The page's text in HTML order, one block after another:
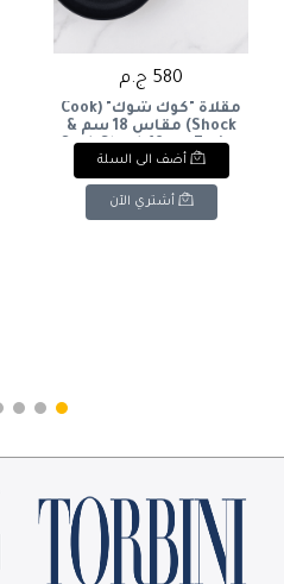
580 ج.م
مقلاة "كوك شوك" (Cook
Shock) مقاس 18 سم &
Cook Shock 18 cm Frying
Pan
أضف الى السلة
أشتري الآن